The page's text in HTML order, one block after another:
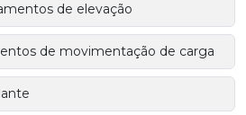
de elevação
de movimentação de carga